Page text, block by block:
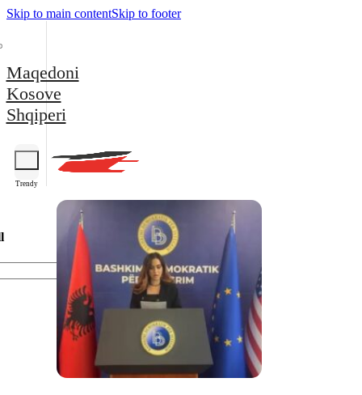
Skip to main contentSkip to footer
Maqedoni
Kosove
Shqiperi
Trendy